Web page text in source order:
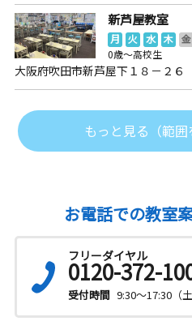
新芦屋教室
月 火 水 木 金
0歳～高校生
大阪府吹田市新芦屋下１８－２６
もっと見る（範囲
お電話での教室
フリーダイヤル
0120-372-
受付時間 9:30～17:30（